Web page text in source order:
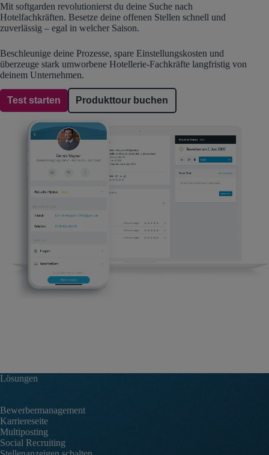
Mit softgarden revolutionierst du deine Suche nach
Hotelfachkräften. Besetze deine offenen Stellen schnell und
zuverlässig – egal in welcher Saison.
Beschleunige deine Prozesse, spare Einstellungskosten und
überzeuge stark umworbene Hotellerie-Fachkräfte langfristig von
deinem Unternehmen.
Test starten Produkttour buchen
Lösungen
Bewerbermanagement
Karriereseite
Multiposting
Social Recruiting